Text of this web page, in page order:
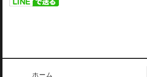
ホーム